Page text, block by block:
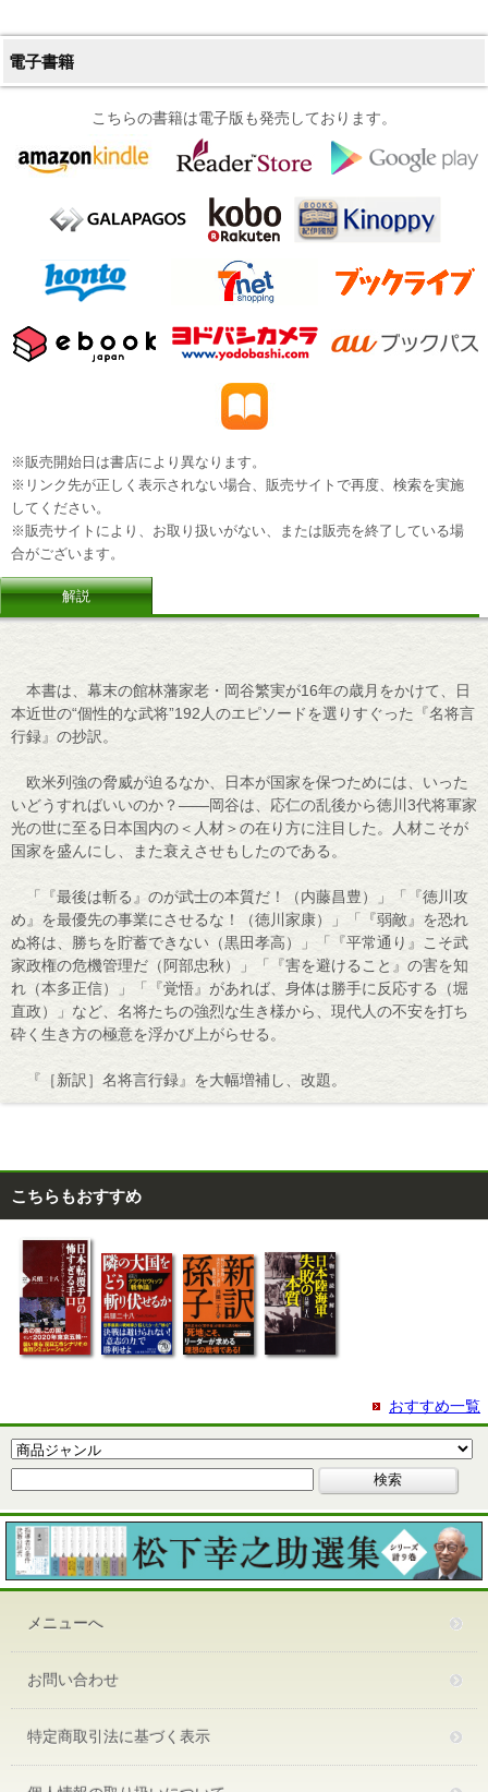
電子書籍
こちらの書籍は電子版も発売しております。
※販売開始日は書店により異なります。
※リンク先が正しく表示されない場合、販売サイトで再度、検索を実施
してください。
※販売サイトにより、お取り扱いがない、または販売を終了している場
合がございます。
解説
本書は、幕末の館林藩家老・岡谷繁実が16年の歳月をかけて、日
本近世の“個性的な武将”192人のエピソードを選りすぐった『名将言
行録』の抄訳。
欧米列強の脅威が迫るなか、日本が国家を保つためには、いった
いどうすればいいのか？――岡谷は、応仁の乱後から徳川3代将軍家
光の世に至る日本国内の＜人材＞の在り方に注目した。人材こそが
国家を盛んにし、また衰えさせもしたのである。
「『最後は斬る』のが武士の本質だ！（内藤昌豊）」「『徳川攻
め』を最優先の事業にさせるな！（徳川家康）」「『弱敵』を恐れ
ぬ将は、勝ちを貯蓄できない（黒田孝高）」「『平常通り』こそ武
家政権の危機管理だ（阿部忠秋）」「『害を避けること』の害を知
れ（本多正信）」「『覚悟』があれば、身体は勝手に反応する（堀
直政）」など、名将たちの強烈な生き様から、現代人の不安を打ち
砕く生き方の極意を浮かび上がらせる。
『［新訳］名将言行録』を大幅増補し、改題。
こちらもおすすめ
おすすめ一覧
メニューへ
お問い合わせ
特定商取引法に基づく表示